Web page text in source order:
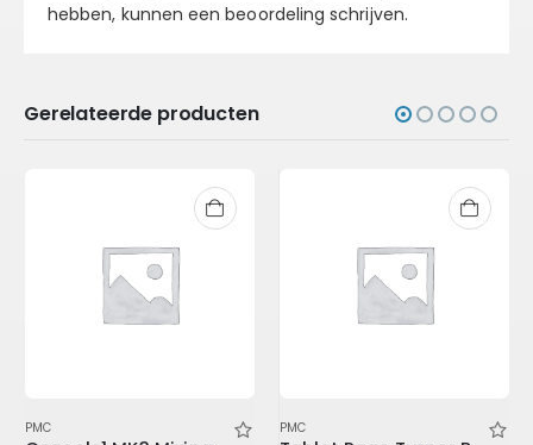
hebben, kunnen een beoordeling schrijven.
Gerelateerde producten
PMC PMC